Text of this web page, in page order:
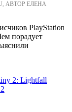
АВТОР ЕЛЕНА
PlayStation
порадует
2: Lightfall